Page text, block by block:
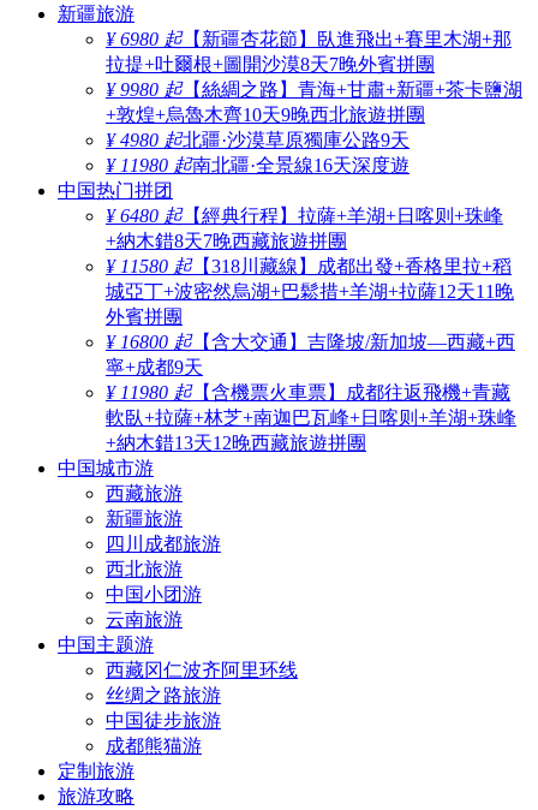
新疆旅游
¥ 6980 起【新疆杏花節】臥進飛出+賽里木湖+那
拉提+吐爾根+圖開沙漠8天7晚外賓拼團
¥ 9980 起【絲綢之路】青海+甘肅+新疆+茶卡鹽湖
+敦煌+烏魯木齊10天9晚西北旅遊拼團
¥ 4980 起北疆·沙漠草原獨庫公路9天
¥ 11980 起南北疆·全景線16天深度遊
中国热门拼团
¥ 6480 起【經典行程】拉薩+羊湖+日喀则+珠峰
+納木錯8天7晚西藏旅遊拼團
¥ 11580 起【318川藏線】成都出發+香格里拉+稻
城亞丁+波密然烏湖+巴鬆措+羊湖+拉薩12天11晚
外賓拼團
¥ 16800 起【含大交通】吉隆坡/新加坡—西藏+西
寧+成都9天
¥ 11980 起【含機票火車票】成都往返飛機+青藏
軟臥+拉薩+林芝+南迦巴瓦峰+日喀则+羊湖+珠峰
+納木錯13天12晚西藏旅遊拼團
中国城市游
西藏旅游
新疆旅游
四川成都旅游
西北旅游
中国小团游
云南旅游
中国主题游
西藏冈仁波齐阿里环线
丝绸之路旅游
中国徒步旅游
成都熊猫游
定制旅游
旅游攻略